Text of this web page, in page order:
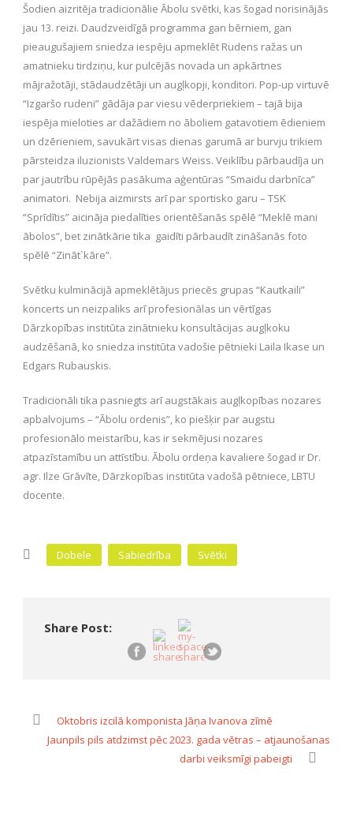
Šodien aizritēja tradicionālie Ābolu svētki, kas šogad norisinājās
jau 13. reizi. Daudzveidīgā programma gan bērniem, gan
pieaugušajiem sniedza iespēju apmeklēt Rudens ražas un
amatnieku tirdziņu, kur pulcējās novada un apkārtnes
mājražotāji, stādaudzētāji un augļkopji, konditori. Pop-up virtuvē
“Izgaršo rudeni” gādāja par viesu vēderpriekiem – tajā bija
iespēja mieloties ar dažādiem no āboliem gatavotiem ēdieniem
un dzērieniem, savukārt visas dienas garumā ar burvju trikiem
pārsteidza iluzionists Valdemars Weiss. Veiklību pārbaudīja un
par jautrību rūpējās pasākuma aģentūras “Smaidu darbnīca”
animatori. Nebija aizmirsts arī par sportisko garu – TSK
“Sprīdītis” aicināja piedalīties orientēšanās spēlē “Meklē mani
ābolos”, bet zinātkārie tika gaidīti pārbaudīt zināšanās foto
spēlē “Zināt`kāre”.
Svētku kulminācijā apmeklētājus priecēs grupas “Kautkaili”
koncerts un neizpaliks arī profesionālas un vērtīgas
Dārzkopības institūta zinātnieku konsultācijas augļkoku
audzēšanā, ko sniedza institūta vadošie pētnieki Laila Ikase un
Edgars Rubauskis.
Tradicionāli tika pasniegts arī augstākais augļkopības nozares
apbalvojums – “Ābolu ordenis”, ko piešķir par augstu
profesionālo meistarību, kas ir sekmējusi nozares
atpazīstamību un attīstību. Ābolu ordeņa kavaliere šogad ir Dr.
agr. Ilze Grāvīte, Dārzkopības institūta vadošā pētniece, LBTU
docente.
Dobele Sabiedrība Svētki
Share Post:
Oktobris izcilā komponista Jāņa Ivanova zīmē
Jaunpils pils atdzimst pēc 2023. gada vētras – atjaunošanas
darbi veiksmīgi pabeigti